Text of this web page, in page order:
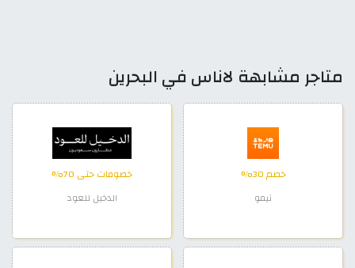
متاجر مشابهة لاناس في البحرين
خصم 30%
تيمو
خصومات حتى 70%
الدخيل للعود